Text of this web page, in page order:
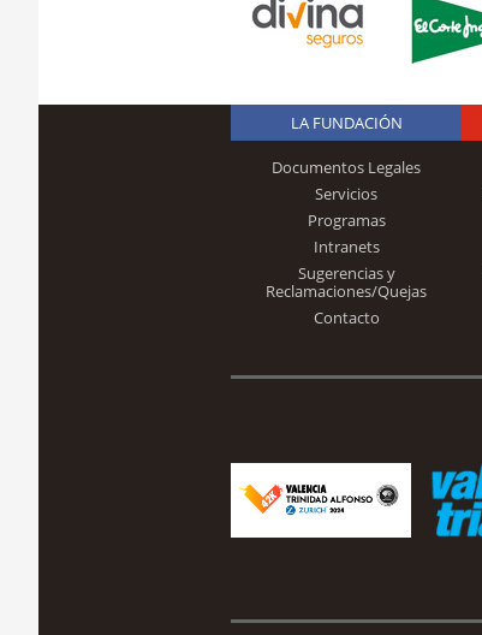
LA FUNDACIÓN
Documentos Legales
Servicios
Programas
Intranets
Sugerencias y
Reclamaciones/Quejas
Contacto